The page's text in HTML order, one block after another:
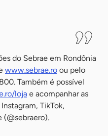
do Sebrae em Rondônia
www.sebrae.ro ou pelo
Também é possível
loja e acompanhar as
TikTok,
(@sebraero).